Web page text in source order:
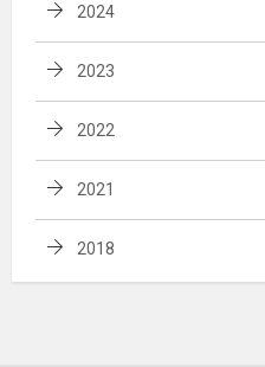
2024
2023
2022
2021
2018